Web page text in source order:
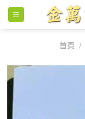
Skip
content
首頁
/